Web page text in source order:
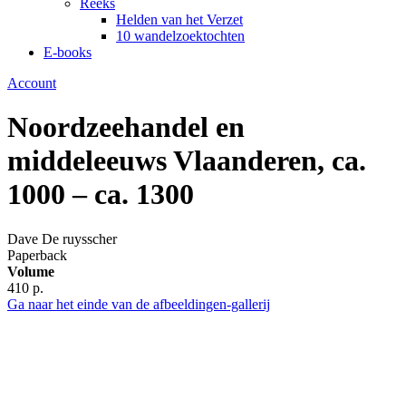
Reeks
Helden van het Verzet
10 wandelzoektochten
E-books
Account
Noordzeehandel en
middeleeuws Vlaanderen, ca.
1000 – ca. 1300
Dave De ruysscher
Paperback
Volume
410 p.
Ga naar het einde van de afbeeldingen-gallerij